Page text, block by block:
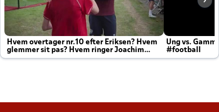
Hvem overtager nr.10 efter Eriksen? Hvem
glemmer sit pas? Hvem ringer Joachim
altid til efter kampe?
Ung vs.
#football